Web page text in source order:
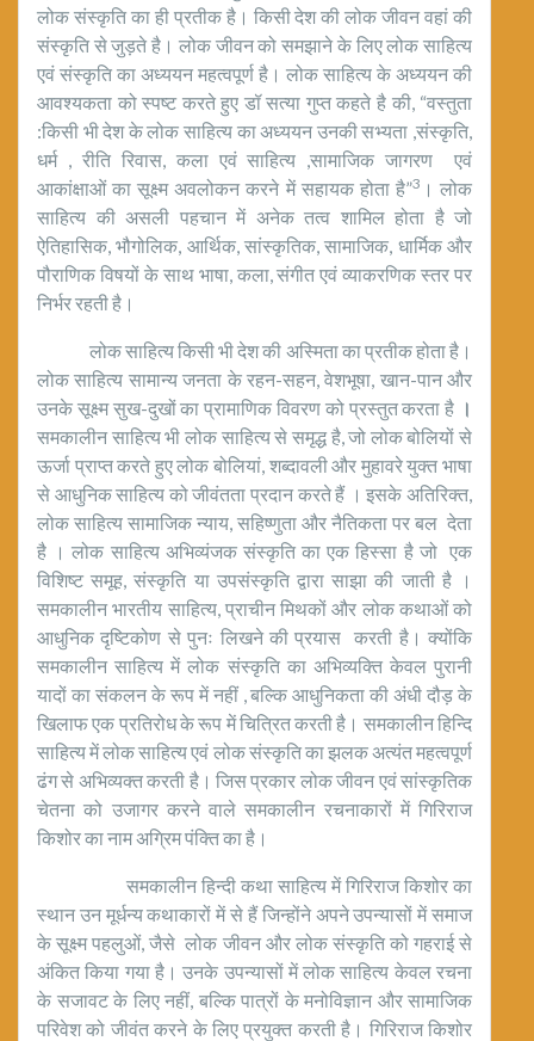
लोक संस्कृति का ही प्रतीक है। किसी देश की लोक जीवन वहां की
संस्कृति से जुड़ते है। लोक जीवन को समझाने के लिए लोक साहित्य
एवं संस्कृति का अध्ययन महत्वपूर्ण है। लोक साहित्य के अध्ययन की
आवश्यकता को स्पष्ट करते हुए डॉ सत्या गुप्त कहते है की, “वस्तुता
:किसी भी देश के लोक साहित्य का अध्ययन उनकी सभ्यता ,संस्कृति,
धर्म , रीति रिवास, कला एवं साहित्य ,सामाजिक जागरण एवं
आकांक्षाओं का सूक्ष्म अवलोकन करने में सहायक होता है”3 । लोक
साहित्य की असली पहचान में अनेक तत्व शामिल होता है जो
ऐतिहासिक, भौगोलिक, आर्थिक, सांस्कृतिक, सामाजिक, धार्मिक और
पौराणिक विषयों के साथ भाषा, कला, संगीत एवं व्याकरणिक स्तर पर
निर्भर रहती है।
लोक साहित्य किसी भी देश की अस्मिता का प्रतीक होता है।
लोक साहित्य सामान्य जनता के रहन-सहन, वेशभूषा, खान-पान और
उनके सूक्ष्म सुख-दुखों का प्रामाणिक विवरण को प्रस्तुत करता है ।
समकालीन साहित्य भी लोक साहित्य से समृद्ध है, जो लोक बोलियों से
ऊर्जा प्राप्त करते हुए लोक बोलियां, शब्दावली और मुहावरे युक्त भाषा
से आधुनिक साहित्य को जीवंतता प्रदान करते हैं । इसके अतिरिक्त,
लोक साहित्य सामाजिक न्याय, सहिष्णुता और नैतिकता पर बल देता
है । लोक साहित्य अभिव्यंजक संस्कृति का एक हिस्सा है जो एक
विशिष्ट समूह, संस्कृति या उपसंस्कृति द्वारा साझा की जाती है ।
समकालीन भारतीय साहित्य, प्राचीन मिथकों और लोक कथाओं को
आधुनिक दृष्टिकोण से पुनः लिखने की प्रयास करती है। क्योंकि
समकालीन साहित्य में लोक संस्कृति का अभिव्यक्ति केवल पुरानी
यादों का संकलन के रूप में नहीं , बल्कि आधुनिकता की अंधी दौड़ के
खिलाफ एक प्रतिरोध के रूप में चित्रित करती है। समकालीन हिन्दि
साहित्य में लोक साहित्य एवं लोक संस्कृति का झलक अत्यंत महत्वपूर्ण
ढंग से अभिव्यक्त करती है। जिस प्रकार लोक जीवन एवं सांस्कृतिक
चेतना को उजागर करने वाले समकालीन रचनाकारों में गिरिराज
किशोर का नाम अग्रिम पंक्ति का है।
समकालीन हिन्दी कथा साहित्य में गिरिराज किशोर का
स्थान उन मूर्धन्य कथाकारों में से हैं जिन्होंने अपने उपन्यासों में समाज
के सूक्ष्म पहलुओं, जैसे लोक जीवन और लोक संस्कृति को गहराई से
अंकित किया गया है। उनके उपन्यासों में लोक साहित्य केवल रचना
के सजावट के लिए नहीं, बल्कि पात्रों के मनोविज्ञान और सामाजिक
परिवेश को जीवंत करने के लिए प्रयुक्त करती है। गिरिराज किशोर